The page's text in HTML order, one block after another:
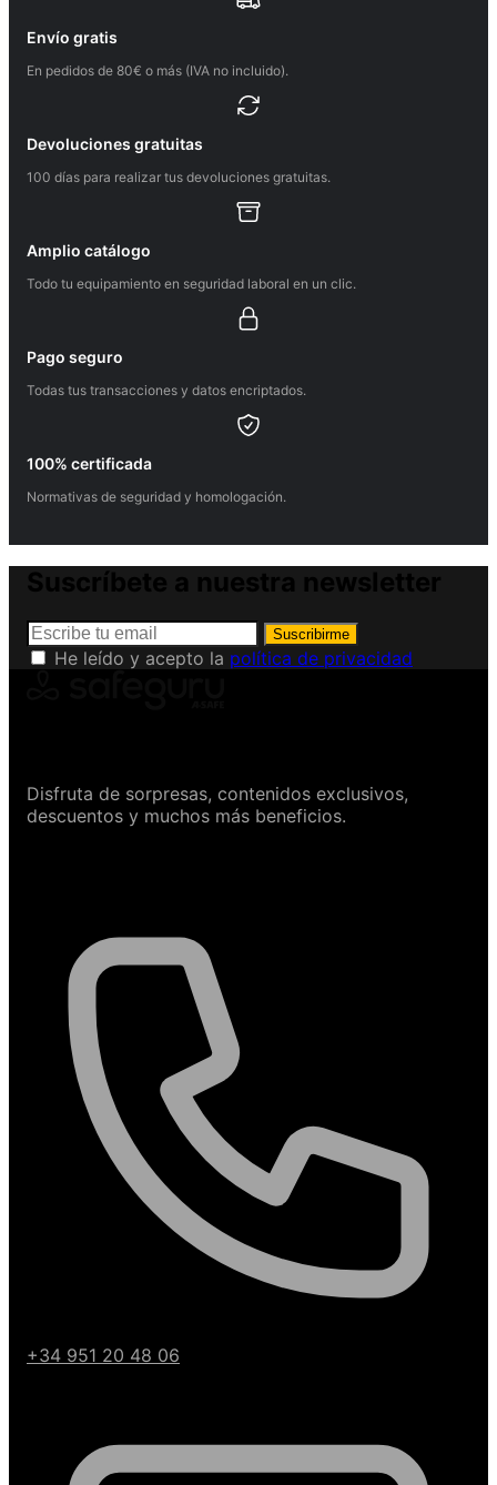
Envío gratis
En pedidos de 80€ o más (IVA no incluido).
Devoluciones gratuitas
100 días para realizar tus devoluciones gratuitas.
Amplio catálogo
Todo tu equipamiento en seguridad laboral en un clic.
Pago seguro
Todas tus transacciones y datos encriptados.
100% certificada
Normativas de seguridad y homologación.
Suscribirme
He leído y acepto la política de privacidad
Disfruta de sorpresas, contenidos exclusivos,
descuentos y muchos más beneficios.
+34 951 20 48 06